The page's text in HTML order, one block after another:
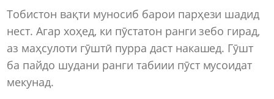
Тобистон вақти муносиб барои парҳези шадид
нест. Агар хоҳед, ки пӯстатон ранги зебо гирад,
аз маҳсулоти гӯштӣ пурра даст накашед. Гӯшт
ба пайдо шудани ранги табиии пӯст мусоидат
мекунад.